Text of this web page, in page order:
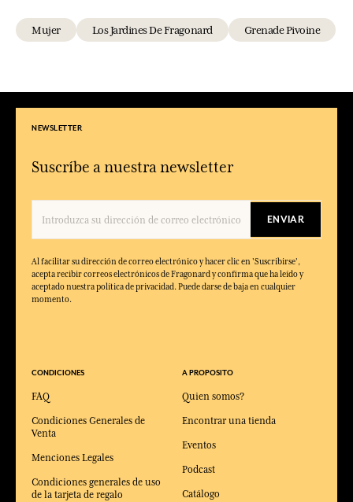
Mujer Los Jardines De Fragonard Grenade Pivoine
NEWSLETTER
Suscríbe a nuestra newsletter
ENVIAR
Al facilitar su dirección de correo electrónico y hacer clic en 'Suscribirse',
acepta recibir correos electrónicos de Fragonard y confirma que ha leído y
aceptado nuestra política de privacidad. Puede darse de baja en cualquier
momento.
CONDICIONES
FAQ
Condiciones Generales de
Venta
Menciones Legales
Condiciones generales de uso
de la tarjeta de regalo
A PROPOSITO
Quien somos?
Encontrar una tienda
Eventos
Podcast
Catálogo